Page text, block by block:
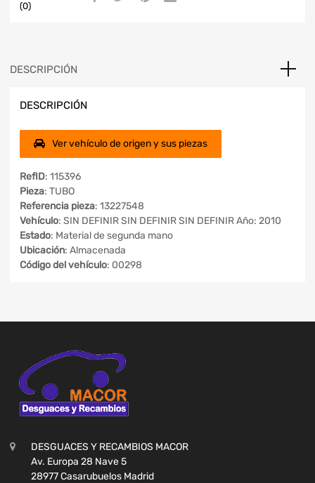
(0)
DESCRIPCIÓN
DESCRIPCIÓN
Ver vehículo de origen y sus piezas
RefID: 115396
Pieza: TUBO
Referencia pieza: 13227548
Vehículo: SIN DEFINIR SIN DEFINIR SIN DEFINIR Año: 2010
Estado: Material de segunda mano
Ubicación: Almacenada
Código del vehículo: 00298
DESGUACES Y RECAMBIOS MACOR
Av. Europa 28 Nave 5
28977 Casarubuelos Madrid